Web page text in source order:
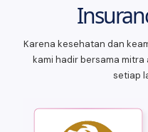
Karena kesehatan dan
kami hadir bersama
setiap